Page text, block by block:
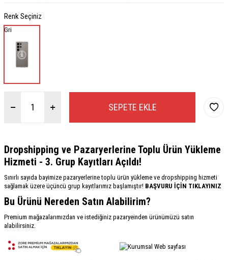
Renk Seçiniz
Gri
SEPETE EKLE
Dropshipping ve Pazaryerlerine Toplu Ürün Yükleme
Hizmeti - 3. Grup Kayıtları Açıldı!
Sınırlı sayıda bayimize pazaryerlerine toplu ürün yükleme ve dropshipping hizmeti
sağlamak üzere üçüncü grup kayıtlarımız başlamıştır! BAŞVURU İÇİN TIKLAYINIZ
Bu Ürünü Nereden Satın Alabilirim?
Premium mağazalarımızdan ve istediğiniz pazaryeinden ürünümüzü satın
alabilirsiniz.